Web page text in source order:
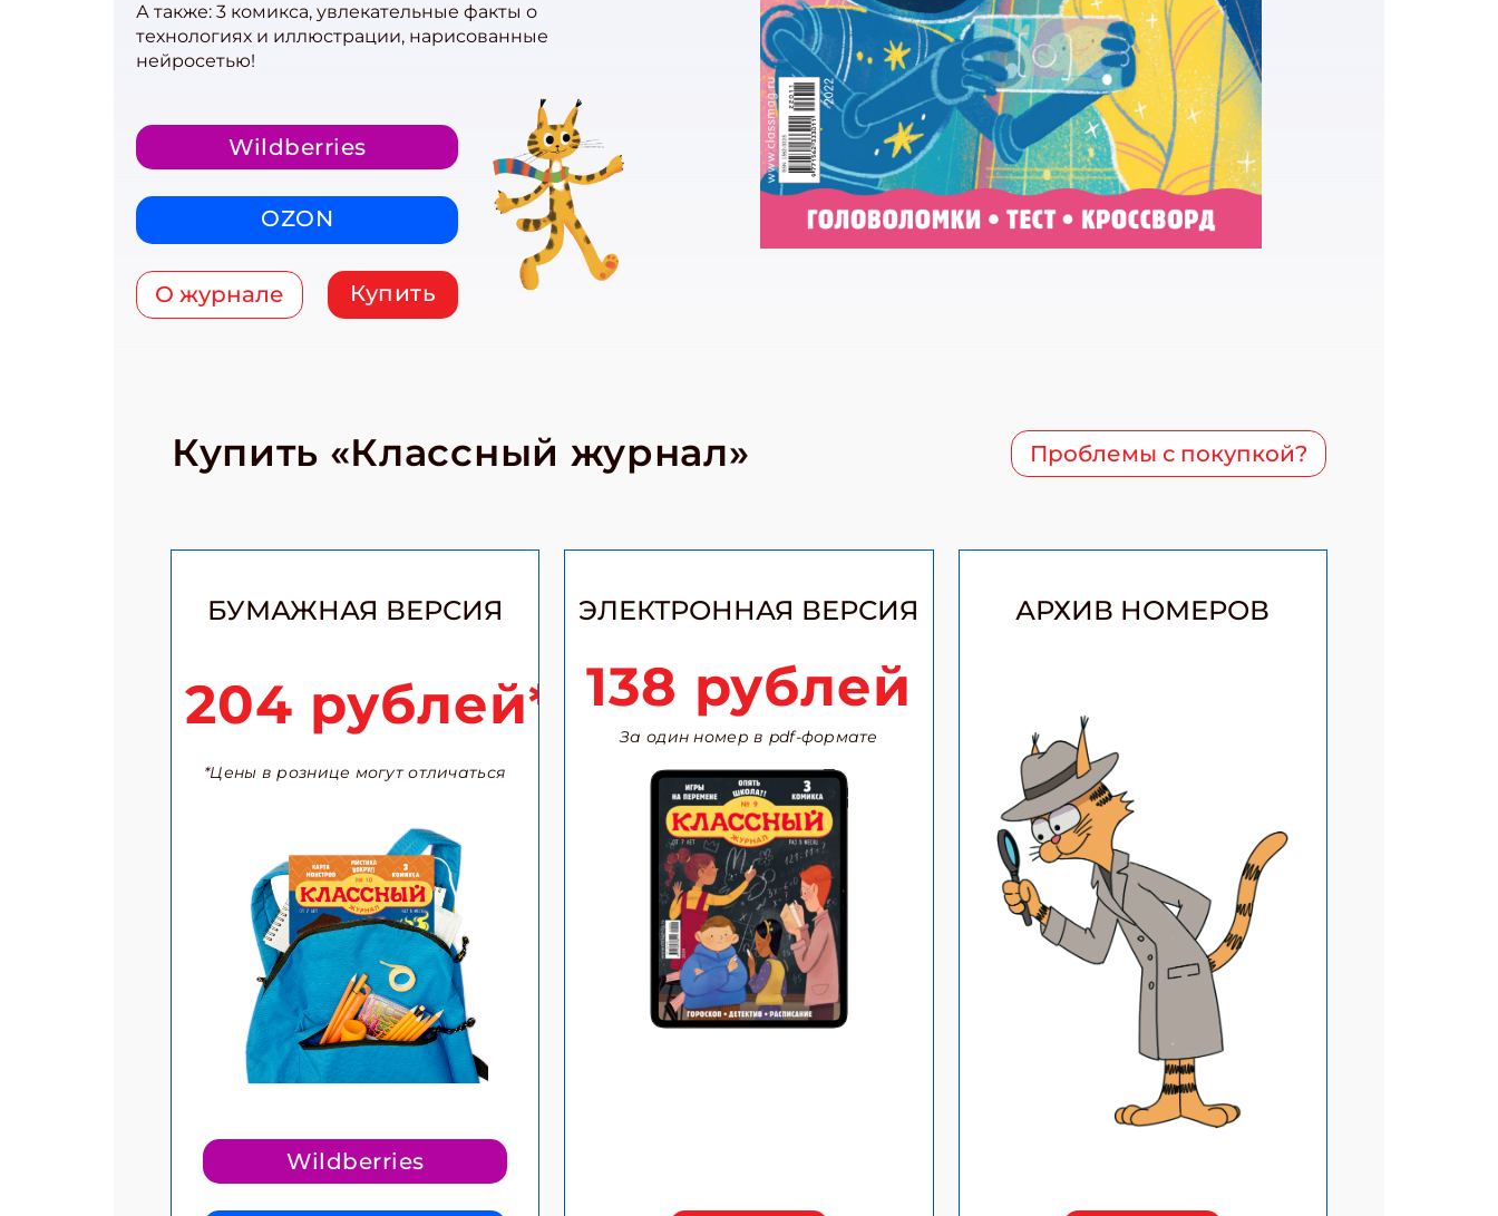
А также: 3 комикса, увлекательные факты о
технологиях и иллюстрации, нарисованные
нейросетью!
Wildberries
OZON
О журнале Купить
Купить «Классный журнал» Проблемы с покупкой?
БУМАЖНАЯ ВЕРСИЯ
204 рублей*
*Цены в рознице могут отличаться
Wildberries
ЭЛЕКТРОННАЯ ВЕРСИЯ
138 рублей
За один номер в pdf-формате
АРХИВ НОМЕРОВ